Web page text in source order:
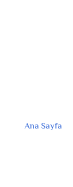
Ana Sayfa